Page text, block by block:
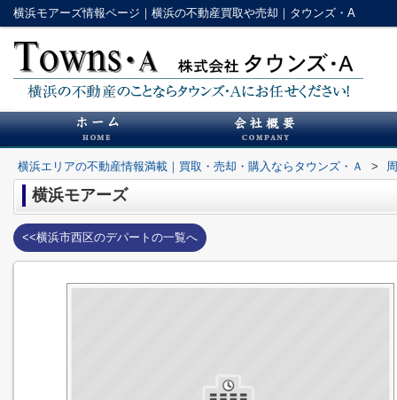
横浜モアーズ情報ページ｜横浜の不動産買取や売却｜タウンズ・A
横浜エリアの不動産情報満載｜買取・売却・購入ならタウンズ・Ａ >
横浜モアーズ
<<横浜市西区のデパートの一覧へ